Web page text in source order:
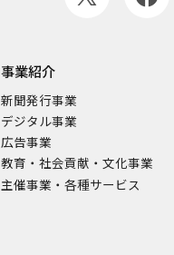
事業紹介
新聞発行事業
デジタル事業
広告事業
教育・社会貢献・文化事業
主催事業・各種サービス